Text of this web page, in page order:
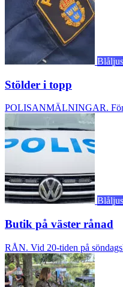
Blåljus
Stölder i topp
POLISANMÄLNINGAR.
Blåljus
Butik på väster rånad
RÅN. Vid 20-tiden på